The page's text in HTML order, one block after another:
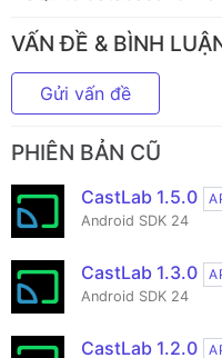
VẤN ĐỀ & BÌNH
Gửi vấn đề
PHIÊN BẢN CŨ
CastLab 1.5.0
Android SDK 24
CastLab 1.3.0
Android SDK 24
CastLab 1.2.0